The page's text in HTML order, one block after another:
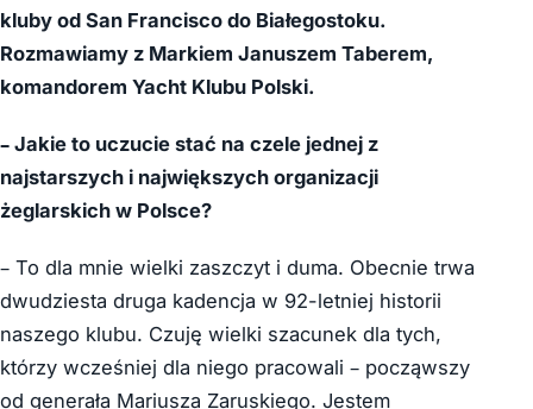
kluby od San Francisco do Białegostoku.
Rozmawiamy z Markiem Januszem Taberem,
komandorem Yacht Klubu Polski.
– Jakie to uczucie stać na czele jednej z
najstarszych i największych organizacji
żeglarskich w Polsce?
– To dla mnie wielki zaszczyt i duma. Obecnie trwa
dwudziesta druga kadencja w 92-letniej historii
naszego klubu. Czuję wielki szacunek dla tych,
którzy wcześniej dla niego pracowali – począwszy
od generała Mariusza Zaruskiego. Jestem